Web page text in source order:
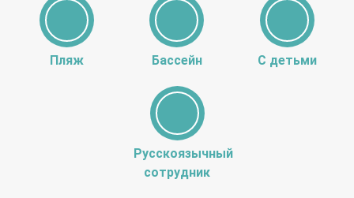
Пляж Бассейн С детьми
Русскоязычный
сотрудник